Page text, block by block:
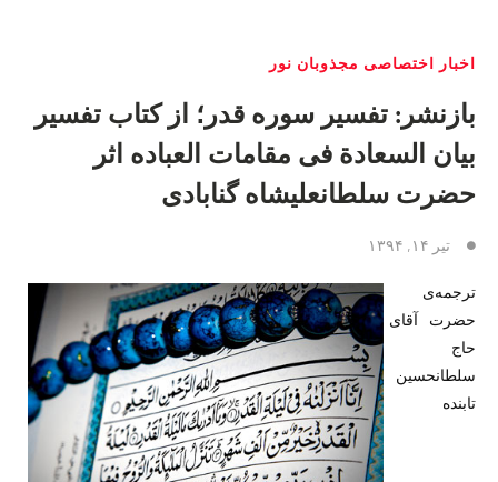
اخبار اختصاصی مجذوبان نور
بازنشر: تفسیر سوره قدر؛ از کتاب تفسیر
بیان السعادة فی مقامات العباده اثر
حضرت سلطانعلیشاه گنابادی
تیر ۱۴, ۱۳۹۴
ترجمه‌ی
حضرت آقای
حاج
سلطانحسین
تابنده